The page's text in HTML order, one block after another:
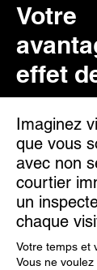
Votre
effet
Imaginez
que vous
avec non
courtier
un
chaque
Votre temps et
Vous ne